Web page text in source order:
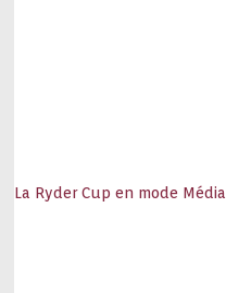
La Ryder Cup en mode Média